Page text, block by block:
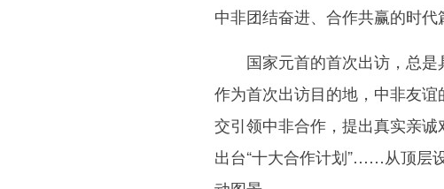
中非团结奋进、合作共赢的时代
国家元首的首次出访，总是
作为首次出访目的地，中非友
交引领中非合作，提出真实亲诚
出台“十大合作计划”……从顶层